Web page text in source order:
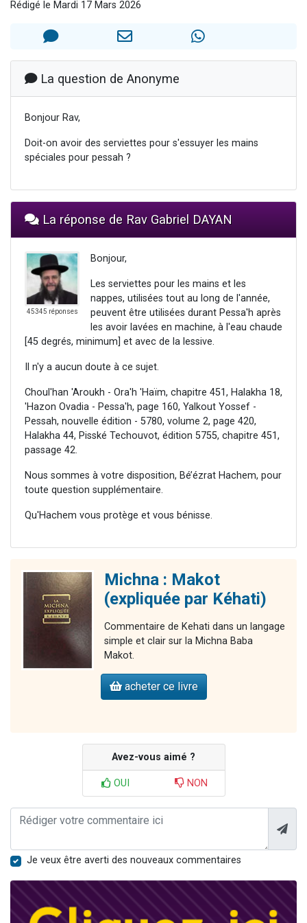
12 nouvelles musiques dans Torah-Box Music
2 personnes viennent de nous rejoindre sur WhatsApp
Rédigé le Mardi 17 Mars 2026
La question de Anonyme
Bonjour Rav,
Doit-on avoir des serviettes pour s'essuyer les mains
spéciales pour pessah ?
La réponse de Rav Gabriel DAYAN
45345 réponses
Bonjour,
Les serviettes pour les mains et les
nappes, utilisées tout au long de l'année,
peuvent être utilisées durant Pessa'h après
les avoir lavées en machine, à l'eau chaude
[45 degrés, minimum] et avec de la lessive.
Il n'y a aucun doute à ce sujet.
Choul'han 'Aroukh - Ora'h 'Haïm, chapitre 451, Halakha 18,
'Hazon Ovadia - Pessa'h, page 160, Yalkout Yossef -
Pessah, nouvelle édition - 5780, volume 2, page 420,
Halakha 44, Pisské Techouvot, édition 5755, chapitre 451,
passage 42.
Nous sommes à votre disposition, Bé’ézrat Hachem, pour
toute question supplémentaire.
Qu'Hachem vous protège et vous bénisse.
Michna : Makot
(expliquée par Kéhati)
Commentaire de Kehati dans un langage
simple et clair sur la Michna Baba
Makot.
acheter ce livre
Avez-vous aimé ?
OUI NON
Je veux être averti des nouveaux commentaires